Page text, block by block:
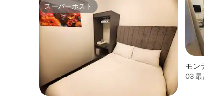
スーパーホスト
スーパーホスト
モン
03